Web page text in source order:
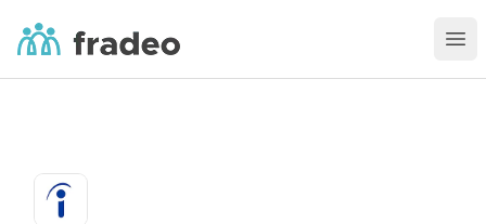
Fradeo